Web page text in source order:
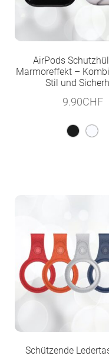
AirPods
Marmoreffekt –
Stil und
9.90CHF
Schützende